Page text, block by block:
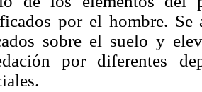
por el hombre. Se
sobre el suelo y
por diferentes